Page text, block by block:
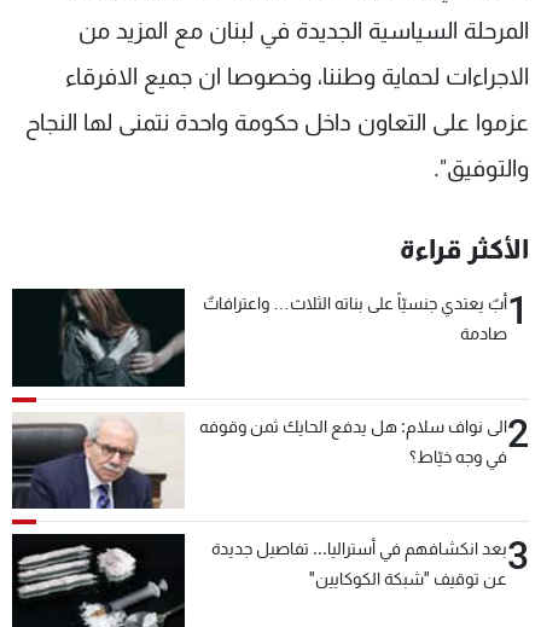
المرحلة السياسية الجديدة في لبنان مع المزيد من
الاجراءات لحماية وطننا، وخصوصا ان جميع الافرقاء
عزموا على التعاون داخل حكومة واحدة نتمنى لها النجاح
والتوفيق".
الأكثر قراءة
1أبٌ يعتدي جنسيّاً على بناته الثلاث… واعترافاتٌ
صادمة
2الى نواف سلام: هل يدفع الحايك ثمن وقوفه
في وجه خيّاط؟
3بعد انكشافهم في أستراليا... تفاصيل جديدة
عن توقيف "شبكة الكوكايين"